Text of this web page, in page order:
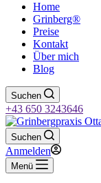
Home
Grinberg®
Preise
Kontakt
Über mich
Blog
Suchen
+43 650 3243646
Suchen
Anmelden
Menü